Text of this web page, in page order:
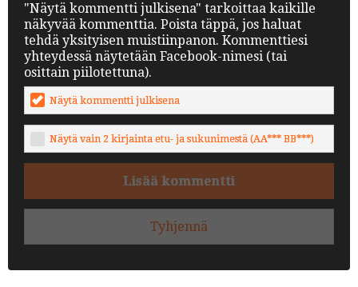
"Näytä kommentti julkisena" tarkoittaa kaikille
näkyvää kommenttia. Poista täppä, jos haluat
tehdä yksityisen muistiinpanon. Kommenttiesi
yhteydessä näytetään Facebook-nimesi (tai
osittain piilotettuna).
Näytä kommentti julkisena
Näytä vain 2 kirjainta etu- ja sukunimestä (AA*** BB***)
Lisää kommentti
Tyhjennä